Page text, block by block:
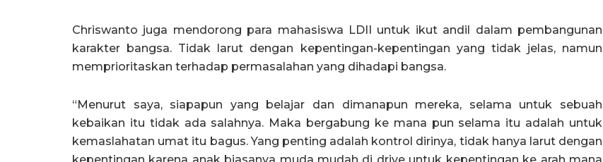
Chriswanto juga mendorong para mahasiswa LDII untuk ikut andil dalam pembangunan
karakter bangsa. Tidak larut dengan kepentingan-kepentingan yang tidak jelas, namun
memprioritaskan terhadap permasalahan yang dihadapi bangsa.
“Menurut saya, siapapun yang belajar dan dimanapun mereka, selama untuk sebuah
kebaikan itu tidak ada salahnya. Maka bergabung ke mana pun selama itu adalah untuk
kemaslahatan umat itu bagus. Yang penting adalah kontrol dirinya, tidak hanya larut dengan